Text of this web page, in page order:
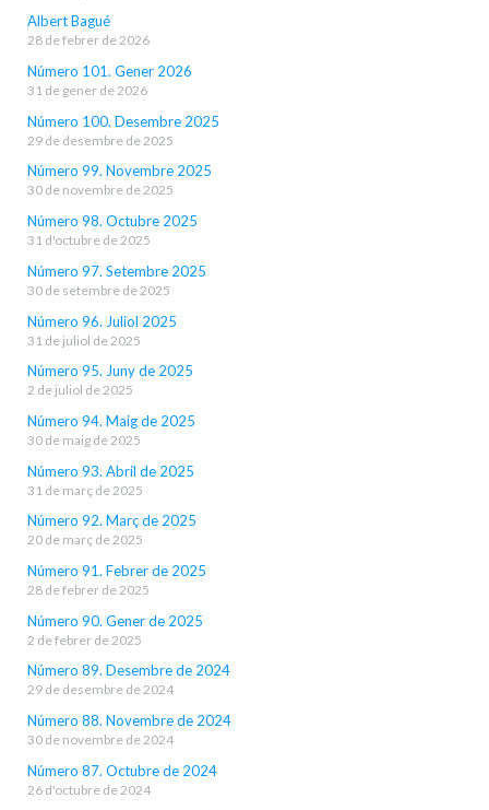
Albert Bagué
28 de febrer de 2026
Número 101. Gener 2026
31 de gener de 2026
Número 100. Desembre 2025
29 de desembre de 2025
Número 99. Novembre 2025
30 de novembre de 2025
Número 98. Octubre 2025
31 d'octubre de 2025
Número 97. Setembre 2025
30 de setembre de 2025
Número 96. Juliol 2025
31 de juliol de 2025
Número 95. Juny de 2025
2 de juliol de 2025
Número 94. Maig de 2025
30 de maig de 2025
Número 93. Abril de 2025
31 de març de 2025
Número 92. Març de 2025
20 de març de 2025
Número 91. Febrer de 2025
28 de febrer de 2025
Número 90. Gener de 2025
2 de febrer de 2025
Número 89. Desembre de 2024
29 de desembre de 2024
Número 88. Novembre de 2024
30 de novembre de 2024
Número 87. Octubre de 2024
26 d'octubre de 2024